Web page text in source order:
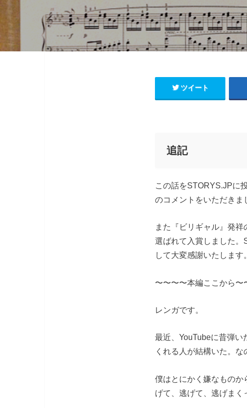
ツイート
追記
この話をSTORYS.JPに
のコメントをいただきま
また『ビリギャル』発
選ばれて入賞しました。
して大変感謝いたします。
〜〜〜〜本編ここから〜
レンガです。
最近、YouTubeに昔弾
くれる人が結構いた。な
僕はとにかく嫌なものか
げて、逃げて、逃げまく